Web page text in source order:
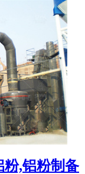
粉,铝粉制备